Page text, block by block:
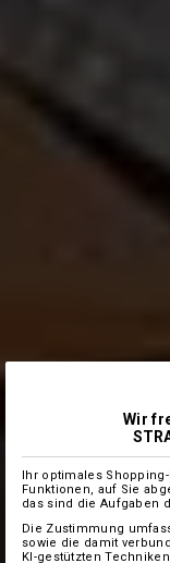
Wir
Ihr optimales
Funktionen, auf Sie
das sind die Aufgaben
Die Zustimmung
sowie die damit
KI-gestützten